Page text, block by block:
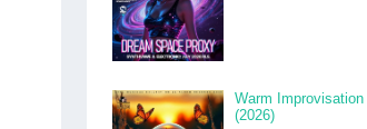
Warm Improvisation
(2026)